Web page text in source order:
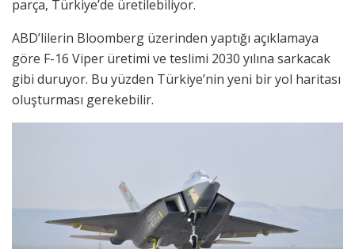
parça, Türkiye’de üretilebiliyor.
ABD’lilerin Bloomberg üzerinden yaptığı açıklamaya
göre F-16 Viper üretimi ve teslimi 2030 yılına sarkacak
gibi duruyor. Bu yüzden Türkiye’nin yeni bir yol haritası
oluşturması gerekebilir.